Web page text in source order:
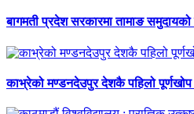
बागमती प्रदेश सरकारमा तामाङ
काभ्रेको मण्डनदेउपुर देशकै पहिलो पूर्णखोप